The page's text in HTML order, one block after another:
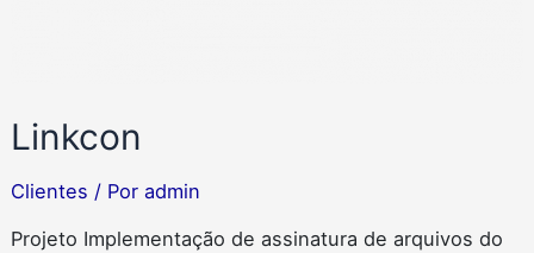
Linkcon
Clientes / Por admin
Projeto Implementação de assinatura de arquivos do